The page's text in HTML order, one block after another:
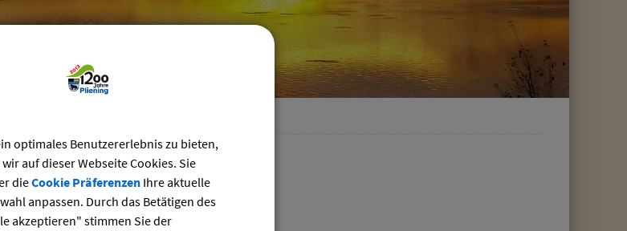
der Vereine
optimales Benutzererlebnis zu bieten,
auf dieser Webseite Cookies. Sie
dieCookie PräferenzenIhre aktuelle
anpassen. Durch das Betätigen des
akzeptieren" stimmen Sie der